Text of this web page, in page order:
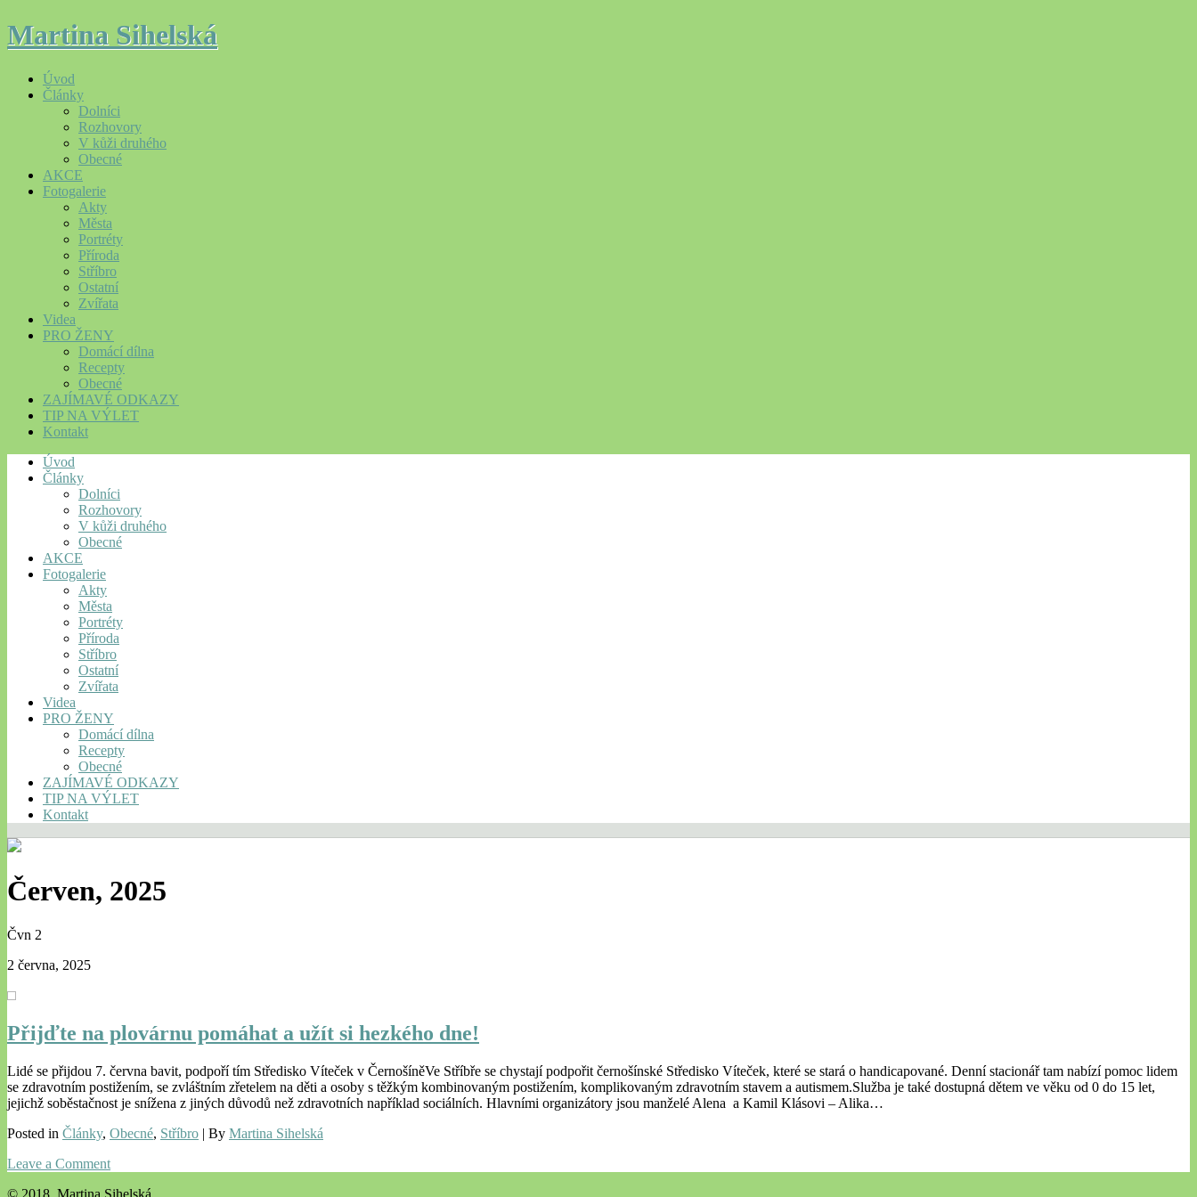
Martina Sihelská
Úvod
Články
Dolníci
Rozhovory
V kůži druhého
Obecné
AKCE
Fotogalerie
Akty
Města
Portréty
Příroda
Stříbro
Ostatní
Zvířata
Videa
PRO ŽENY
Domácí dílna
Recepty
Obecné
ZAJÍMAVÉ ODKAZY
TIP NA VÝLET
Kontakt
Úvod
Články
Dolníci
Rozhovory
V kůži druhého
Obecné
AKCE
Fotogalerie
Akty
Města
Portréty
Příroda
Stříbro
Ostatní
Zvířata
Videa
PRO ŽENY
Domácí dílna
Recepty
Obecné
ZAJÍMAVÉ ODKAZY
TIP NA VÝLET
Kontakt
Červen, 2025
Čvn 2
2 června, 2025
Přijďte na plovárnu pomáhat a užít si hezkého dne!
Lidé se přijdou 7. června bavit, podpoří tím Středisko Víteček v ČernošíněVe Stříbře se chystají podpořit černošínské Středisko Víteček, které se stará o handicapované. Denní stacionář tam nabízí pomoc lidem
se zdravotním postižením, se zvláštním zřetelem na děti a osoby s těžkým kombinovaným postižením, komplikovaným zdravotním stavem a autismem.Služba je také dostupná dětem ve věku od 0 do 15 let,
jejichž soběstačnost je snížena z jiných důvodů než zdravotních například sociálních. Hlavními organizátory jsou manželé Alena a Kamil Klásovi – Alika…
Posted in Články, Obecné, Stříbro | By Martina Sihelská
Leave a Comment
© 2018, Martina Sihelská.